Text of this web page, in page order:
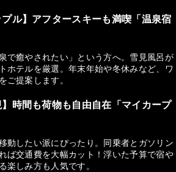
ル】アフタースキーも満喫「温泉宿
で癒やされたい」という方へ。雪見風呂が
ホテルを厳選。年末年始や冬休みなど、ワ
ご提案します。
時間も荷物も自由自在「マイカープ
動したい派にぴったり。同乗者とガソリン
ば交通費を大幅カット！浮いた予算で宿や
楽しみ方も人気です。